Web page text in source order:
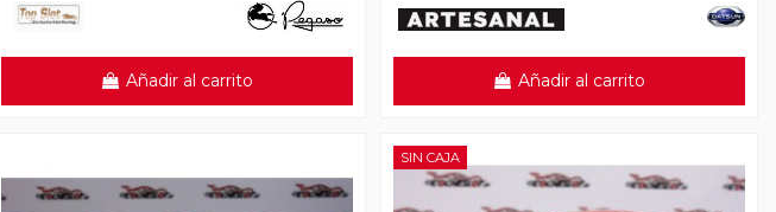
Añadir al carrito Añadir al carrito
SIN CAJA